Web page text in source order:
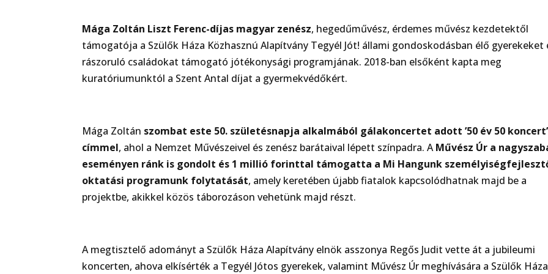
Mága Zoltán Liszt Ferenc-díjas magyar zenész, hegedűművész, érdemes művész kezdetektől
támogatója a Szülők Háza Közhasznú Alapítvány Tegyél Jót! állami gondoskodásban élő gyerekeket
rászoruló családokat támogató jótékonysági programjának. 2018-ban elsőként kapta meg
kuratóriumunktól a Szent Antal díjat a gyermekvédőkért.
Mága Zoltán szombat este 50. születésnapja alkalmából gálakoncertet adott ’50 év 50 koncert’
címmel, ahol a Nemzet Művészeivel és zenész barátaival lépett színpadra. AMűvész Úr a
eseményen ránk is gondolt és 1 millió forinttal támogatta a Mi Hangunk
oktatási programunk folytatását, amely keretében újabb fiatalok kapcsolódhatnak majd be a
projektbe, akikkel közös táborozáson vehetünk majd részt.
A megtisztelő adományt a Szülők Háza Alapítvány elnök asszonya Regős Judit vette át a jubileumi
koncerten, ahova elkísérték a Tegyél Jótos gyerekek, valamint Művész Úr meghívására a Szülők Háza